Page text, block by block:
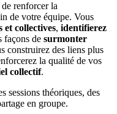
renforcer la
de votre équipe. Vous
et collectives, identifierez
façons de surmonter
construirez des liens plus
la qualité de vos
collectif.
sessions théoriques, des
en groupe.